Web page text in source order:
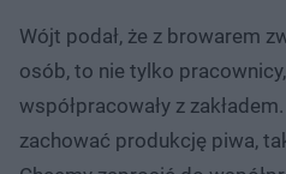
Wójt podał, że z browarem
osób, to nie tylko
współpracowały z
zachować produkcję piwa,